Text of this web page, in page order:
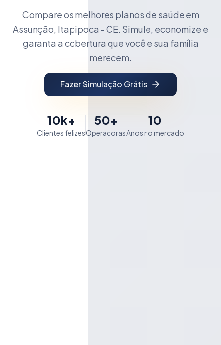
Compare os melhores planos de saúde em
Assunção, Itapipoca - CE. Simule, economize e
garanta a cobertura que você e sua família
merecem.
Fazer Simulação Grátis
10k+
Clientes felizes
50+
Operadoras
10
Anos no mercado